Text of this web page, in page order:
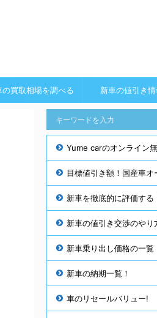
の買取相場を調べる 新車の値引き情
Yume carのオンライン
目標値引き額！国産車オ
新車を徹底的に評価する
新車の値引き交渉のやり
新車乗り出し価格の一覧
新車の納期一覧！
車のリセールバリュー!